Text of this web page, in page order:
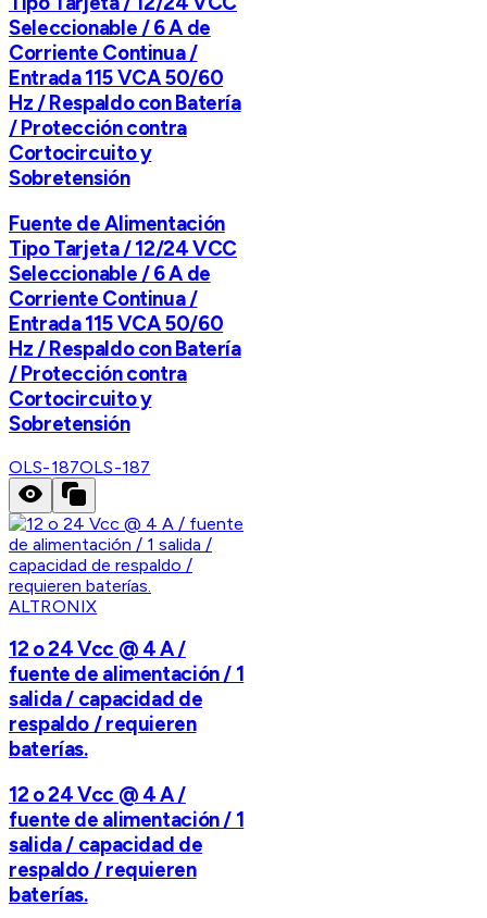
Seleccionable / 6 A de
Corriente Continua /
Entrada 115 VCA 50/60
Hz / Respaldo con Batería
/ Protección contra
Cortocircuito y
Sobretensión
Fuente de Alimentación
Tipo Tarjeta / 12/24 VCC
Seleccionable / 6 A de
Corriente Continua /
Entrada 115 VCA 50/60
Hz / Respaldo con Batería
/ Protección contra
Cortocircuito y
Sobretensión
OLS-187OLS-187
ALTRONIX
12 o 24 Vcc @ 4 A /
fuente de alimentación / 1
salida / capacidad de
respaldo / requieren
baterías.
12 o 24 Vcc @ 4 A /
fuente de alimentación / 1
salida / capacidad de
respaldo / requieren
baterías.